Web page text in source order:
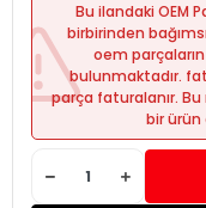
Bu ilandaki OEM
birbirinden
oem
bulunmaktadır.
parça faturalanır.
bir ürün